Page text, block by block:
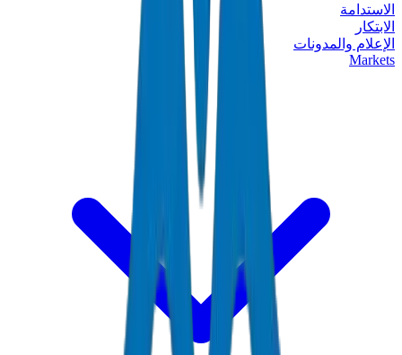
الاستدامة
الابتكار
الإعلام والمدونات
Markets